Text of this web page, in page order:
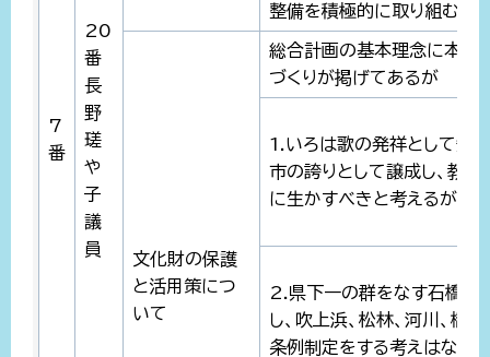
7
番
20
番
長
野
瑳
や
子
議
員
整備を積極的に取り組むべ
文化財の保護
と活用策につ
いて
総合計画の基本理念に本市
づくりが掲げてあるが
1.いろは歌の発祥として知
市の誇りとして譲成し、教
に生かすべきと考えるがどう
2.県下一の群をなす石橋等
し、吹上浜、松林、河川、橋
条例制定をする考えはない